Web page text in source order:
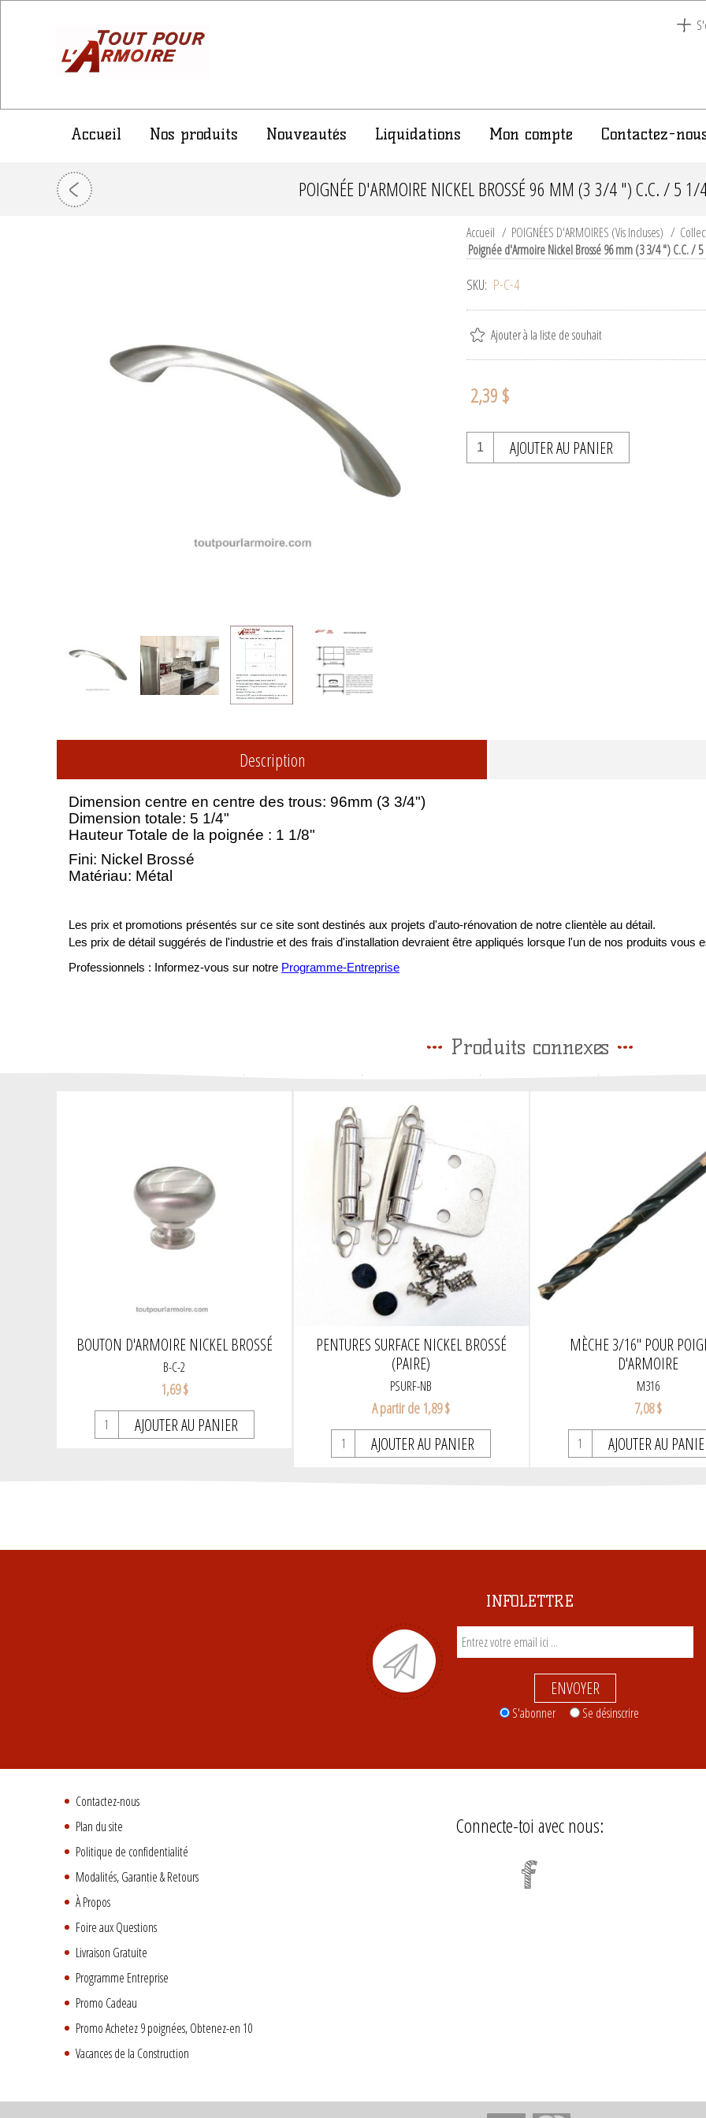
Accueil Nos produits Nouveautés Liquidations Mon compte Contactez-
POIGNÉE D'ARMOIRE NICKEL BROSSÉ 96 MM (3 3/4 ") C.C. / 5 1/
Accueil / POIGNÉES D'ARMOIRES (Vis Incluses) /
Poignée d'Armoire Nickel Brossé 96 mm (3 3/4 ") C.C. /
SKU: P-C-4
Ajouter à la liste de souhait
2,39 $
AJOUTER AU PANIER
Description
Dimension centre en centre des trous: 96mm (3 3/4")
Dimension totale: 5 1/4"
Hauteur Totale de la poignée : 1 1/8"
Fini: Nickel Brossé
Matériau: Métal
Les prix et promotions présentés sur ce site sont destinés aux projets d'auto-rénovation de notre clientèle au détail.
Les prix de détail suggérés de l'industrie et des frais d'installation devraient être appliqués lorsque l'un de nos produits vous
Professionnels : Informez-vous sur notre Programme-Entreprise
Produits connexes
BOUTON D'ARMOIRE NICKEL BROSSÉ
B-C-2
1,69 $
AJOUTER AU PANIER
PENTURES SURFACE NICKEL BROSSÉ
(PAIRE)
PSURF-NB
A partir de 1,89 $
AJOUTER AU PANIER
MÈCHE 3/16" POUR
D'ARMOIRE
M316
7,08 $
AJOUTER AU
INFOLETTRE
ENVOYER
S'abonner Se désinscrire
Contactez-nous
Plan du site
Politique de confidentialité
Modalités, Garantie & Retours
À Propos
Foire aux Questions
Livraison Gratuite
Programme Entreprise
Promo Cadeau
Promo Achetez 9 poignées, Obtenez-en 10
Vacances de la Construction
Connecte-toi avec nous: